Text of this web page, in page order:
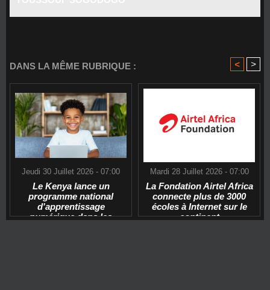
DANS LA MÊME RUBRIQUE : < >
Jeudi 30 Juillet 2026 - 07:00
Le Kenya lance un
programme national
d'apprentissage
numérique dans les
Mardi 28 Juillet 2026 - 07:00
La Fondation Airtel Africa
connecte plus de 3000
écoles à Internet sur le
continent